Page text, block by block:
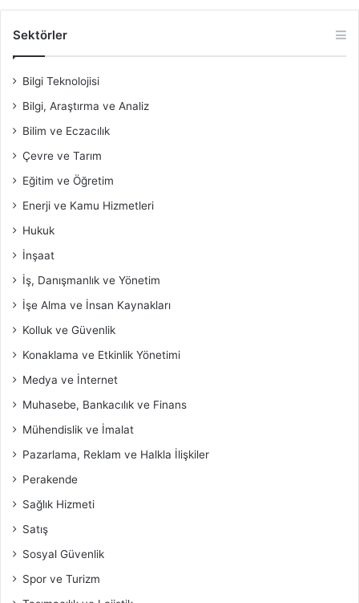
Sektörler
Bilgi Teknolojisi
Bilgi, Araştırma ve Analiz
Bilim ve Eczacılık
Çevre ve Tarım
Eğitim ve Öğretim
Enerji ve Kamu Hizmetleri
Hukuk
İnşaat
İş, Danışmanlık ve Yönetim
İşe Alma ve İnsan Kaynakları
Kolluk ve Güvenlik
Konaklama ve Etkinlik Yönetimi
Medya ve İnternet
Muhasebe, Bankacılık ve Finans
Mühendislik ve İmalat
Pazarlama, Reklam ve Halkla İlişkiler
Perakende
Sağlık Hizmeti
Satış
Sosyal Güvenlik
Spor ve Turizm